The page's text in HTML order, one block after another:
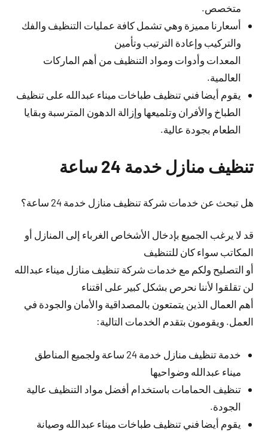
متخصص.
أسعارنا مميزة وهي تشمل كافة عمليات التنظيف والفك
والتركيب وإعادة الترتيب وتأمين
المعدات وأدوات ومواد التنظيف من أهم الماركات
العالمية.
يقوم أيضا فني تنظيف طباخات ميناء عبدالله على تنظيف
الطباخ والأفران وتلميعها وإزالة الدهون المترسبة وبقايا
الطعام بجودة عالية.
تنظيف منازل خدمة 24 ساعة
هل تبحث عن خدمات شركة تنظيف منازل خدمة 24 ساعة؟
قد لا يرغب الجميع بإدخال الأشخاص الغرباء إلى المنازل أو
المكاتب سواء كان للتنظيف
أو التصليح ولكم مع خدمات شركة تنظيف منازل ميناء عبدالله
لن تقلقوا لأننا نحرص بشكل كبير على اقتناء
أهم العمال الذين يتمتعون بالمصداقية والأمان والجودة في
العمل. ويقومون بتقدم الخدمات التالية:
خدمة تنظيف منازل خدمة 24 ساعة ولجميع المناطق
ميناء عبدالله وضواحيها
تنظيف الحمامات باستخدام أفضل مواد التنظيف عالية
الجودة.
يقوم أيضا فني تنظيف طباخات ميناء عبدالله وصيانة